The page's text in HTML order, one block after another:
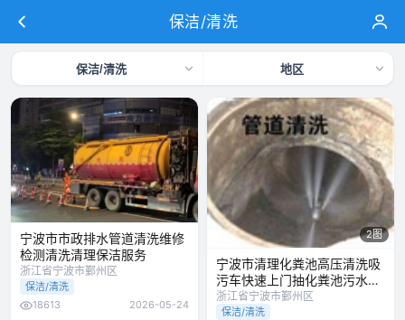
保洁/清洗
保洁/清洗 地区
宁波市市政排水管道清洗维修
检测清洗清理保洁服务
浙江省宁波市鄞州区
保洁/清洗
18613
2026-05-24
2图
宁波市清理化粪池高压清洗吸
污车快速上门抽化粪池污水管
道清洗
浙江省宁波市鄞州区
保洁/清洗